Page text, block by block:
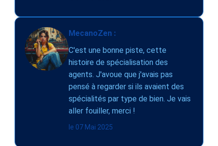
MecanoZen :
C'est une bonne piste, cette
histoire de spécialisation des
agents. J'avoue que j'avais pas
pensé à regarder si ils avaient des
spécialités par type de bien. Je vais
aller fouiller, merci !
le 07 Mai 2025